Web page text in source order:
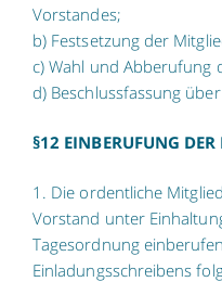
Vorstandes;
b) Festsetzung der
c) Wahl und Abberufung
d) Beschlussfassung
§12 EINBERUFUNG
1. Die ordentliche
Vorstand unter
Tagesordnung
Einladungsschreibens